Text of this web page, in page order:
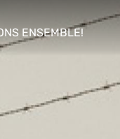
ENSEMBLE!
sub menu